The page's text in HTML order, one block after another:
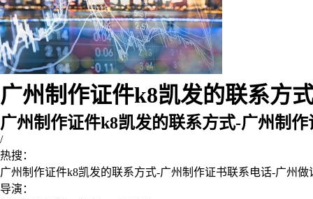
广州制作证件k8凯发的联系方
广州制作证件k8凯发的联系方式-广州制
/
热搜：
广州制作证件k8凯发的联系方式-广州制作证书联系电话-广州
导演：